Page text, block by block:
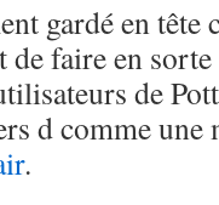
gardé en
faire en
de
d comme une
.